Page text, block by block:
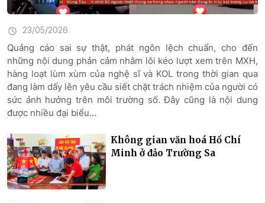
23/05/2026
Quảng cáo sai sự thật, phát ngôn lệch chuẩn, cho đến
những nội dung phản cảm nhằm lôi kéo lượt xem trên MXH,
hàng loạt lùm xùm của nghệ sĩ và KOL trong thời gian qua
đang làm dấy lên yêu cầu siết chặt trách nhiệm của người có
sức ảnh hưởng trên môi trường số. Đây cũng là nội dung
được nhiều đại biểu...
Không gian văn hoá Hồ Chí
Minh ở đảo Trường Sa